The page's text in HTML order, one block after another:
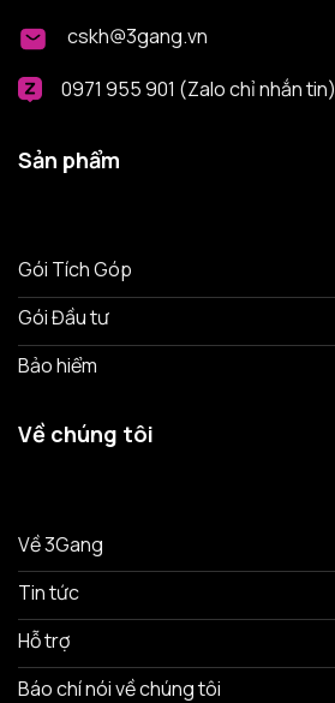
cskh@3gang.vn
0971 955 901 (Zalo chỉ nhắn tin)
Sản phẩm
Gói Tích Góp
Gói Đầu tư
Bảo hiểm
Về chúng tôi
Về 3Gang
Tin tức
Hỗ trợ
Báo chí nói về chúng tôi